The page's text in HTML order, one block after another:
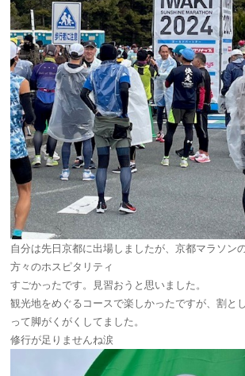
自分は先日京都に出場しましたが、京都マラソン
方々のホスピタリティ
すごかったです。見習おうと思いました。
観光地をめぐるコースで楽しかったですが、割と
って脚がくがくしてました。
修行が足りませんね涙